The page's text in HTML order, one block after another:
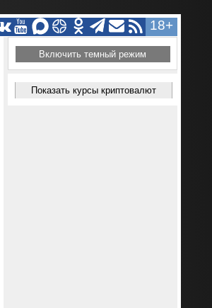
18+
Включить темный режим
Показать курсы криптовалют